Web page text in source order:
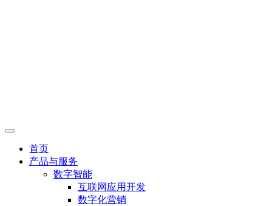
首页
产品与服务
数字智能
互联网应用开发
数字化营销